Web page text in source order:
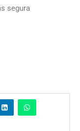
segura